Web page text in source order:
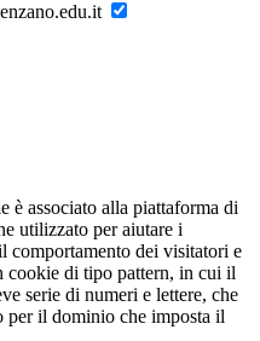
è associato alla piattaforma di
utilizzato per aiutare i
comportamento dei visitatori e
cookie di tipo pattern, in cui il
serie di numeri e lettere, che
per il dominio che imposta il